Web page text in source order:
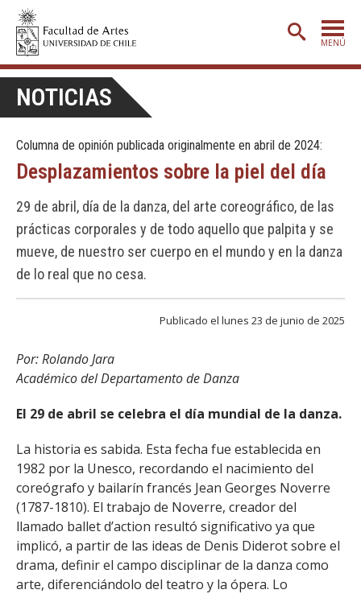
MENÚ
ADMISIÓN
ETAPA BÁSICA
CARRERAS
POSTGRADO
EXTENSIÓN
CREACIÓN
BIBLIOTECA
Estudiantes Funcionarias/os
NOTICIAS
Columna de opinión publicada originalmente en abril de 2024:
Desplazamientos sobre la piel del día
29 de abril, día de la danza, del arte coreográfico, de las
prácticas corporales y de todo aquello que palpita y se
mueve, de nuestro ser cuerpo en el mundo y en la danza
de lo real que no cesa.
Publicado el lunes 23 de junio de 2025
Por: Rolando Jara
Académico del Departamento de Danza
El 29 de abril se celebra el día mundial de la danza.
La historia es sabida. Esta fecha fue establecida en
1982 por la Unesco, recordando el nacimiento del
coreógrafo y bailarín francés Jean Georges Noverre
(1787-1810). El trabajo de Noverre, creador del
llamado ballet d’action resultó significativo ya que
implicó, a partir de las ideas de Denis Diderot sobre el
drama, definir el campo disciplinar de la danza como
arte, diferenciándolo del teatro y la ópera. Lo